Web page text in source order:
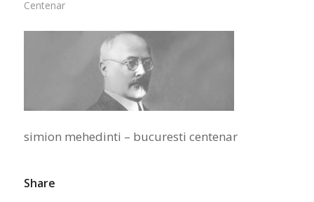
Centenar
simion mehedinti – bucuresti centenar
Share